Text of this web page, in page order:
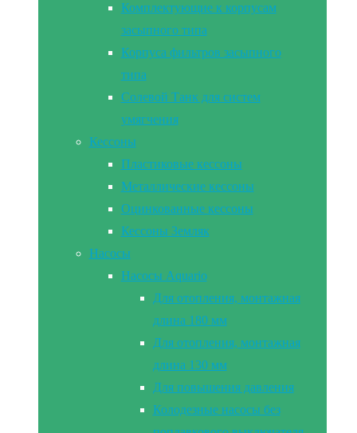
Комплектующие к корпусам
засыпного типа
Корпуса фильтров засыпного
типа
Солевой Танк для систем
умягчения
Кессоны
Пластиковые кессоны
Металлические кессоны
Оцинкованные кессоны
Кессоны Земляк
Насосы
Насосы Aquario
Для отопления, монтажная
длина 180 мм
Для отопления, монтажная
длина 130 мм
Для повышения давления
Колодезные насосы без